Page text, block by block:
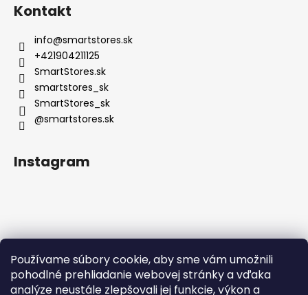
Používame súbory cookie, aby sme vám umožnili
pohodlné prehliadanie webovej stránky a vďaka
analýze neustále zlepšovali jej funkcie, výkon a
Kontakt
info@smartstores.sk
+421904211125
SmartStores.sk
smartstores_sk
SmartStores_sk
@smartstores.sk
Instagram
Sledovať na Instagrame